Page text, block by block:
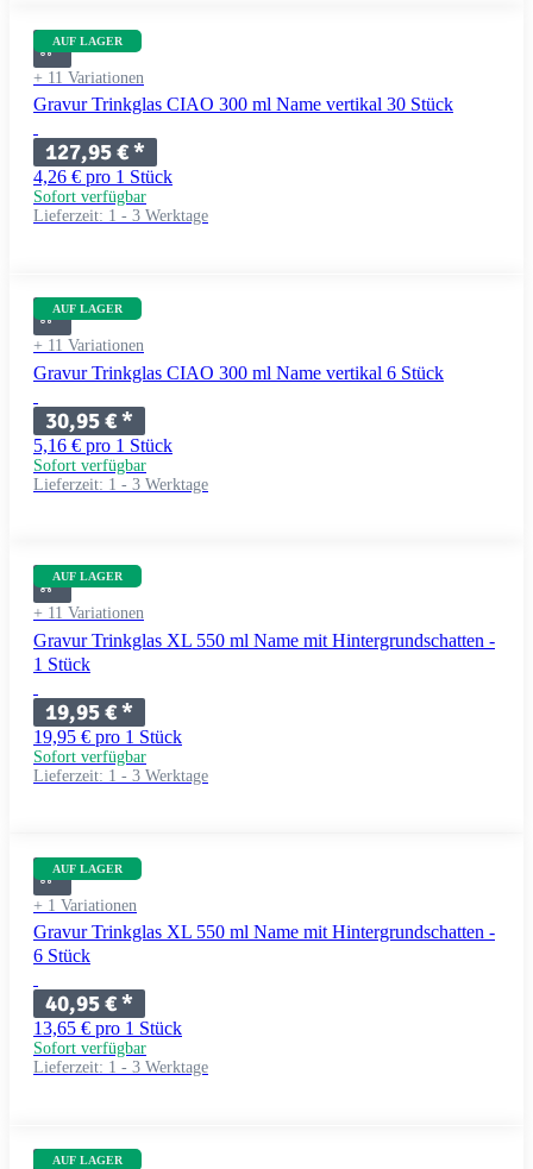
AUF LAGER
+ 11 Variationen
Gravur Trinkglas CIAO 300 ml Name vertikal 30 Stück
127,95 €*
4,26 € pro 1 Stück
Sofort verfügbar
Lieferzeit: 1 - 3 Werktage
AUF LAGER
+ 11 Variationen
Gravur Trinkglas CIAO 300 ml Name vertikal 6 Stück
30,95 €*
5,16 € pro 1 Stück
Sofort verfügbar
Lieferzeit: 1 - 3 Werktage
AUF LAGER
+ 11 Variationen
Gravur Trinkglas XL 550 ml Name mit Hintergrundschatten -
1 Stück
19,95 €*
19,95 € pro 1 Stück
Sofort verfügbar
Lieferzeit: 1 - 3 Werktage
AUF LAGER
+ 1 Variationen
Gravur Trinkglas XL 550 ml Name mit Hintergrundschatten -
6 Stück
40,95 €*
13,65 € pro 1 Stück
Sofort verfügbar
Lieferzeit: 1 - 3 Werktage
AUF LAGER